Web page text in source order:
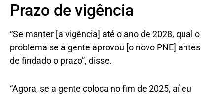
Prazo de vigência
“Se manter [a vigência] até o ano de 2028, qual o
problema se a gente aprovou [o novo PNE] antes
de findado o prazo”, disse.
“Agora, se a gente coloca no fim de 2025, aí eu